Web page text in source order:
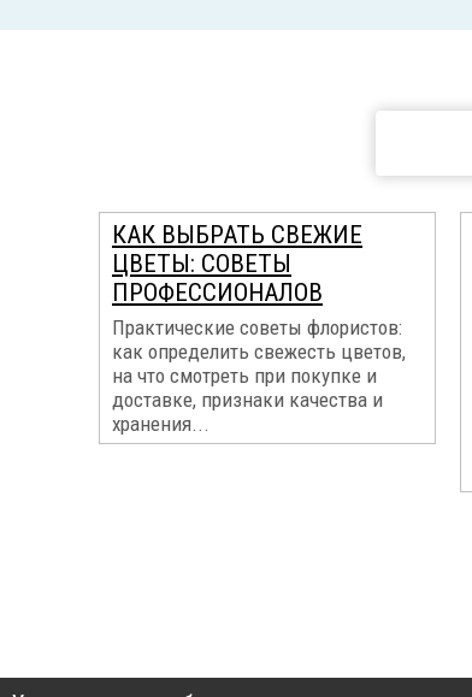
КАК ВЫБРАТЬ СВЕЖИЕ
ЦВЕТЫ: СОВЕТЫ
ПРОФЕССИОНАЛОВ
Практические советы флористов:
как определить свежесть цветов,
на что смотреть при покупке и
доставке, признаки качества и
хранения...